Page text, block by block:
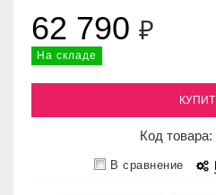
62 790 ₽
На складе
Код товара:
В сравнение